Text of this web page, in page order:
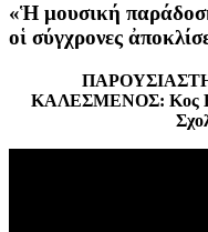
«Ἡ μουσική
οἱ σύγχρονες
ΚΑΛΕΣΜΕΝΟΣ: Κος